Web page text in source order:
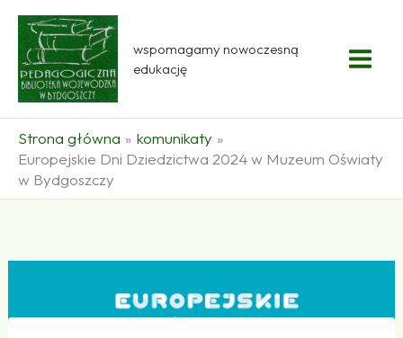
Przejdź
treści
wspomagamy nowoczesną
edukację
Strona główna
komunikaty
Europejskie Dni Dziedzictwa 2024 w Muzeum Oświaty
w Bydgoszczy